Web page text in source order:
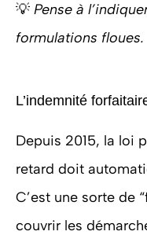
💡 Pense à
formulations floues.
L’indemnité
Depuis 2015, la loi
retard doit
C’est une sorte de
couvrir les